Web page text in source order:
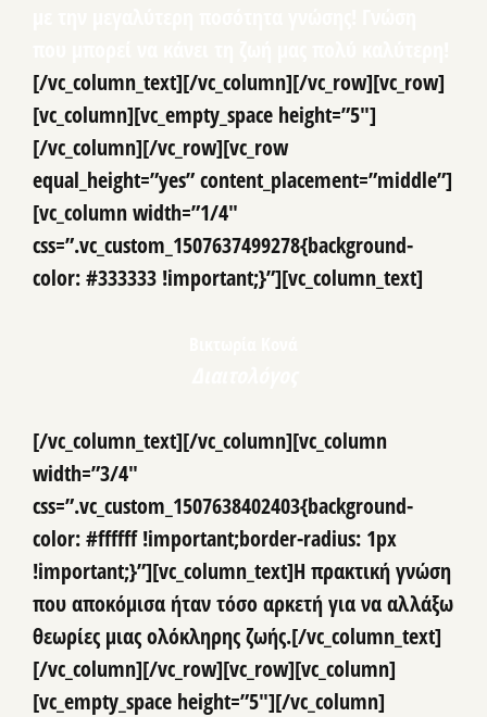
[/vc_column_text][/vc_column][/vc_row][vc_row]
[vc_column][vc_empty_space height=”5″]
[/vc_column][/vc_row][vc_row
equal_height=”yes” content_placement=”middle”]
[vc_column width=”1/4″
css=”.vc_custom_1507637499278{background-
color: #333333 !important;}”][vc_column_text]
[/vc_column_text][/vc_column][vc_column
width=”3/4″
css=”.vc_custom_1507638402403{background-
color: #ffffff !important;border-radius: 1px
!important;}”][vc_column_text]Η πρακτική γνώση
που αποκόμισα ήταν τόσο αρκετή για να αλλάξω
θεωρίες μιας ολόκληρης ζωής.[/vc_column_text]
[/vc_column][/vc_row][vc_row][vc_column]
[vc_empty_space height=”5″][/vc_column]